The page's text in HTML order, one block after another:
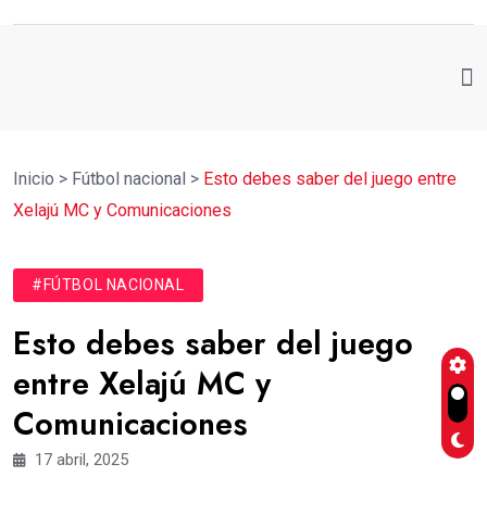
Inicio > Fútbol nacional > Esto debes saber del juego entre
Xelajú MC y Comunicaciones
#FÚTBOL NACIONAL
Esto debes saber del juego
entre Xelajú MC y
Comunicaciones
17 abril, 2025